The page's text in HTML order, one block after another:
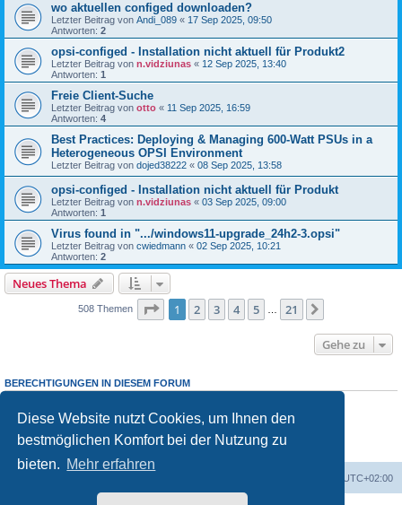
Diese Website nutzt Cookies, um Ihnen den
bestmöglichen Komfort bei der Nutzung zu
bieten. Mehr erfahren
wo aktuellen configed downloaden?
Letzter Beitrag von Andi_089 « 17 Sep 2025, 09:50
Antworten: 2
opsi-configed - Installation nicht aktuell für Produkt2
Letzter Beitrag von n.vidziunas « 12 Sep 2025, 13:40
Antworten: 1
Freie Client-Suche
Letzter Beitrag von otto « 11 Sep 2025, 16:59
Antworten: 4
Best Practices: Deploying & Managing 600-Watt PSUs in a
Heterogeneous OPSI Environment
Letzter Beitrag von dojed38222 « 08 Sep 2025, 13:58
opsi-configed - Installation nicht aktuell für Produkt
Letzter Beitrag von n.vidziunas « 03 Sep 2025, 09:00
Antworten: 1
Virus found in ".../windows11-upgrade_24h2-3.opsi"
Letzter Beitrag von cwiedmann « 02 Sep 2025, 10:21
Antworten: 2
Neues Thema
508 Themen Seite 1von 21
1 2 3 4 5 21
Gehe zu
BERECHTIGUNGEN IN DIESEM FORUM
Sie dürfen
keine
Antworten zu Themen in diesem Forum erstellen.
Sie dürfen Ihre Beiträge in diesem Forumnicht ändern.
Sie dürfen Ihre Beiträge in diesem Forumnichtlöschen.
keine
UTC+02:00